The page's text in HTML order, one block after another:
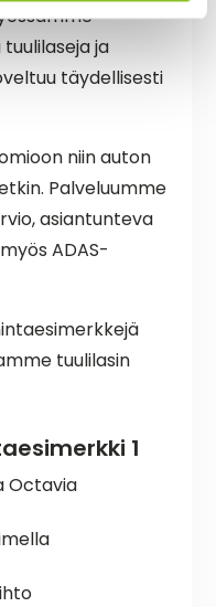
ja
täydellisesti
niin auton
Palveluumme
asiantunteva
ADAS-
tuulilasin
1
Octavia